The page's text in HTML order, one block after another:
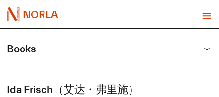
NORLA
Books
Ida Frisch​（艾达・弗里施）